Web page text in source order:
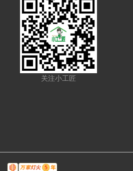
关注小工匠